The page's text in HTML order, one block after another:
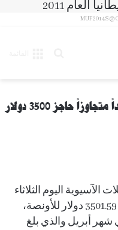
2011
الذهب يسجّل مستوى قياسياً جديداً متجاوزاً حاجز 3500 دولار
اليوم الثلاثاء
رقماً قياسياً غير مسبوق، بعدما بلغ 3501.59 دولار للأونصة،
أبريل والذي بلغ